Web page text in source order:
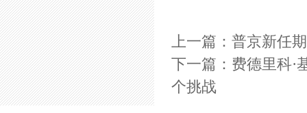
上一篇： 普京新任
下一篇： 费德里科·
个挑战